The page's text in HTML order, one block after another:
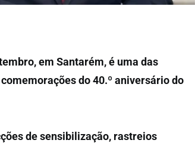
em Santarém, é uma das
do 40.º aniversário do
de sensibilização, rastreios